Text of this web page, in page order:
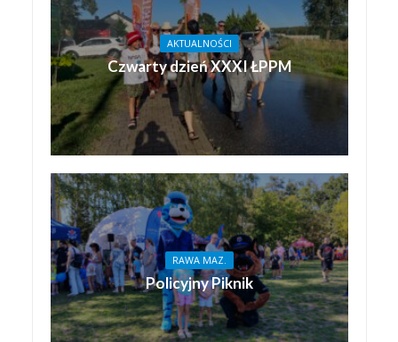
AKTUALNOŚCI
Czwarty dzień XXXI ŁPPM
RAWA MAZ.
Policyjny Piknik